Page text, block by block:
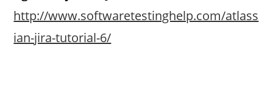
http://www.softwaretestinghelp.com/atlass
ian-jira-tutorial-6/